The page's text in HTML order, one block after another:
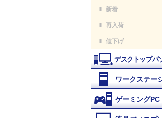
新着
再入荷
値下げ